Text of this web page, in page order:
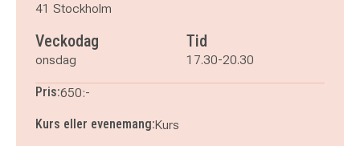
41 Stockholm
Veckodag
onsdag
Tid
17.30-20.30
Pris:650:-
Kurs eller evenemang:Kurs